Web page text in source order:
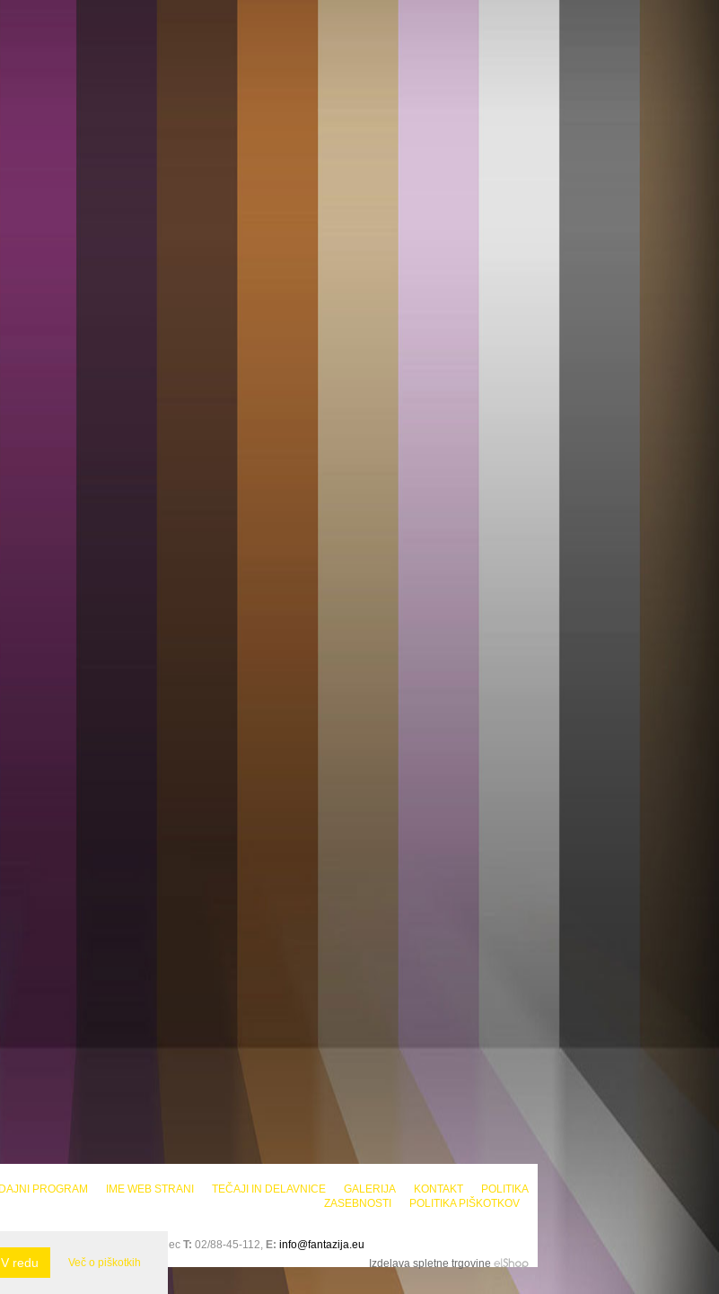
PROGRAM IME WEB STRANI TEČAJI IN DELAVNICE GALERIJA KONTAKT
POLITIKA
ZASEBNOSTI
POLITIKA PIŠKOTKOV
Glavni trg 3 2380 Slovenj Gradec T: 02/88-45-112, E: info@fantazija.eu
Izdelava spletne trgovine
V redu Več o piškotkih